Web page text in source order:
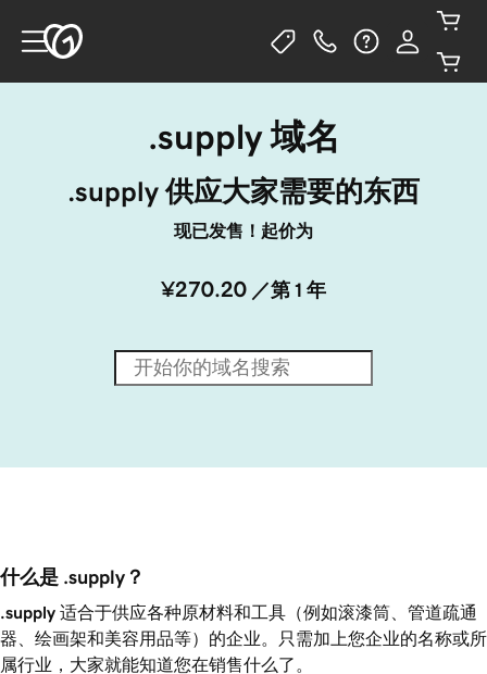
.supply 域名
.supply 供应大家需要的东西
现已发售！起价为
¥270.20 ／第 1 年
什么是 .supply？
.supply 适合于供应各种原材料和工具（例如滚漆筒、管道疏通
器、绘画架和美容用品等）的企业。只需加上您企业的名称或所
属行业，大家就能知道您在销售什么了。